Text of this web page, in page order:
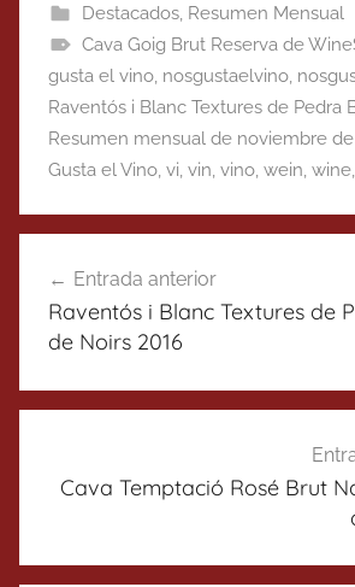
Destacados, Resumen Mensual
Cava Goig Brut Reserva de
gusta el vino, nosgustaelvino,
Raventós i Blanc Textures de Pedra
Resumen mensual de noviembre
Gusta el Vino, vi, vin, vino, wein, wine,
de
entradas
Entrada anterior
Raventós i Blanc Textures de
de Noirs 2016
Cava Temptació Rosé Brut